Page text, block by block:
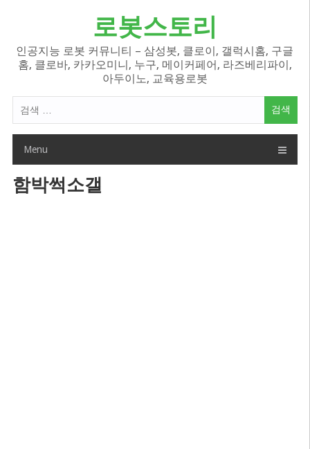
로봇스토리
인공지능 로봇 커뮤니티 – 삼성봇, 클로이, 갤럭시홈, 구글
홈, 클로바, 카카오미니, 누구, 메이커페어, 라즈베리파이,
아두이노, 교육용로봇
색
Menu
함박썩소갤